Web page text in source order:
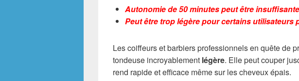
Autonomie de 50 minutes peut être
Peut être trop légère pour certains
Les coiffeurs et barbiers professionnels en quête de
tondeuse incroyablement légère. Elle peut couper
rend rapide et efficace même sur les cheveux épais.